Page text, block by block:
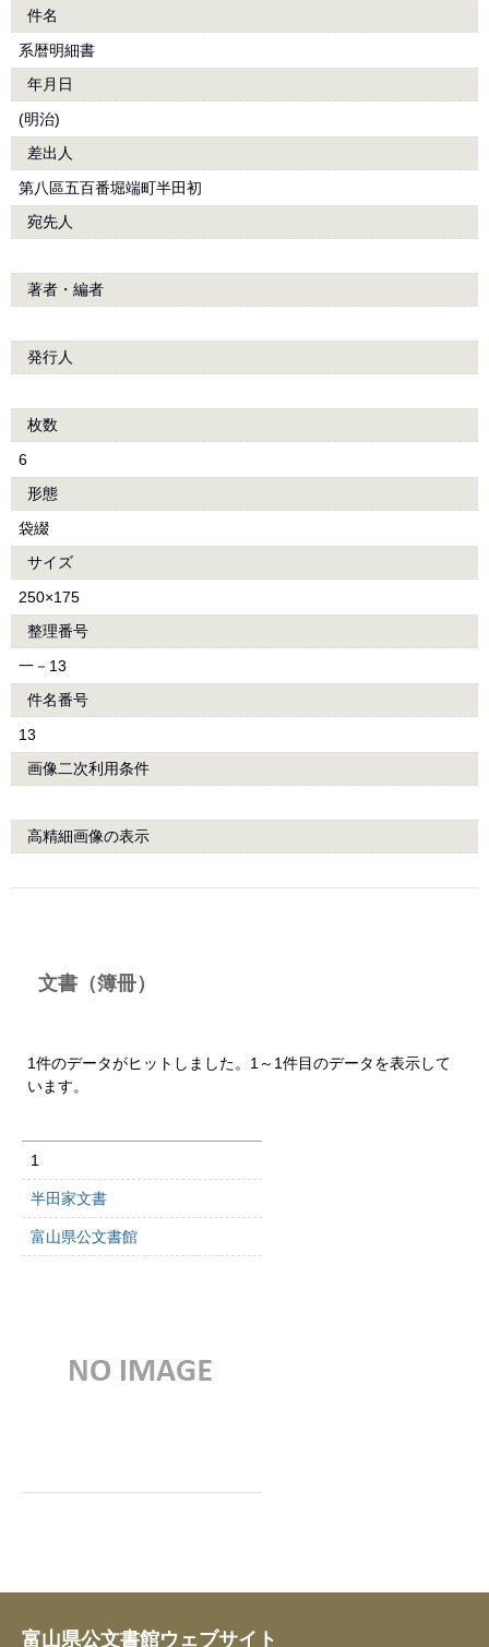
件名
系暦明細書
年月日
(明治)
差出人
第八區五百番堀端町半田初
宛先人
著者・編者
発行人
枚数
6
形態
袋綴
サイズ
250×175
整理番号
一－13
件名番号
13
画像二次利用条件
高精細画像の表示
文書（簿冊）
1件のデータがヒットしました。1～1件目のデータを表示して
います。
1
半田家文書
富山県公文書館
富山県公文書館ウェブサイト